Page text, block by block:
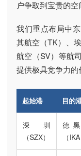
户争取到宝贵的空
我们重点布局中
其航空（TK）、
航空（SV）等航
提供极具竞争力的
起始港 目的
深圳
（SZX）
德
（IKA